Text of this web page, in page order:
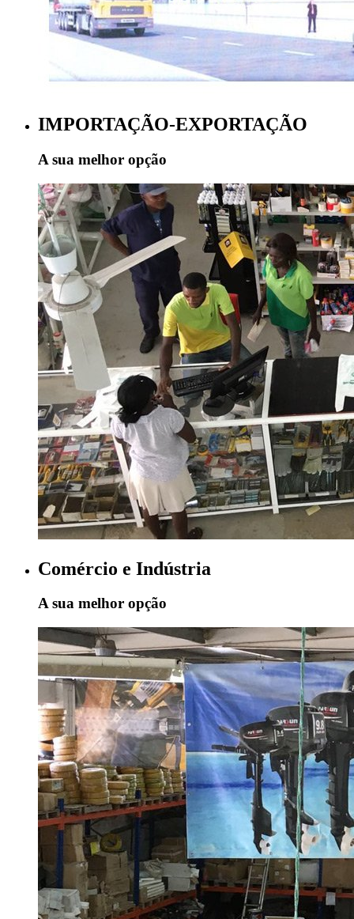
IMPORTAÇÃO-EXPORTAÇÃO
A sua melhor opção
Comércio e Indústria
A sua melhor opção